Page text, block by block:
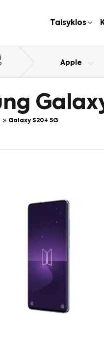
Taisyklos
Apple
» Galaxy S20+ 5G